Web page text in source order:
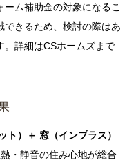
ム補助金の対象になるこ
できるため、検討の際はあ
。詳細はCSホームズまで
ト）＋ 窓（インプラス）
・静音の住み心地が総合